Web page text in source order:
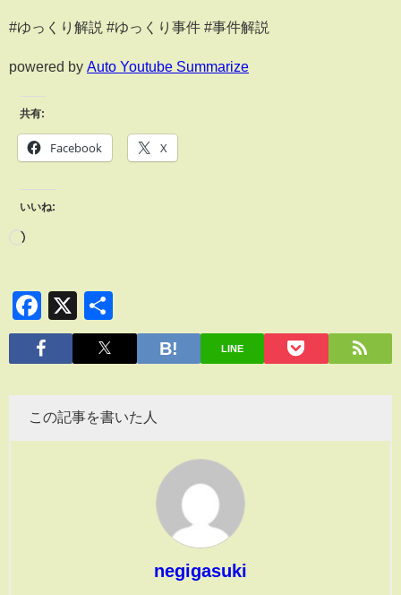
#ゆっくり解説 #ゆっくり事件 #事件解説
powered by Auto Youtube Summarize
共有:
Facebook X
いいね:
Facebook
X
有
LINE
この記事を書いた人
negigasuki